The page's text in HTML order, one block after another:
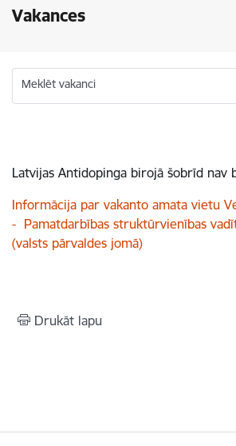
Vakances
Meklēt vakanci
Latvijas Antidopinga birojā šobrīd nav
Informācija par vakanto amata vietu
- Pamatdarbības struktūrvienības
(valsts pārvaldes jomā)
Drukāt lapu